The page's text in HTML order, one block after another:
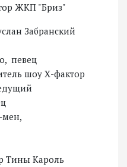
ЖКП "Бриз"
Забранский
певец
шоу Х-фактор
Тины Кароль